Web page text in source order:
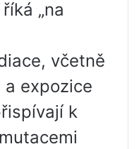
„na
včetně
a expozice
k